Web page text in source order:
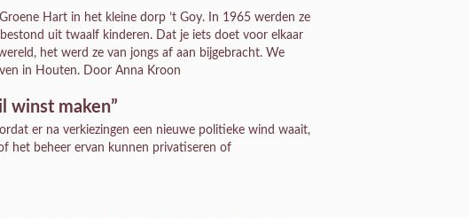
Hart in het kleine dorp ’t Goy. In 1965 werden ze
uit twaalf kinderen. Dat je iets doet voor elkaar
het werd ze van jongs af aan bijgebracht. We
in Houten. Door Anna Kroon
winst maken”
er na verkiezingen een nieuwe politieke wind waait,
het beheer ervan kunnen privatiseren of